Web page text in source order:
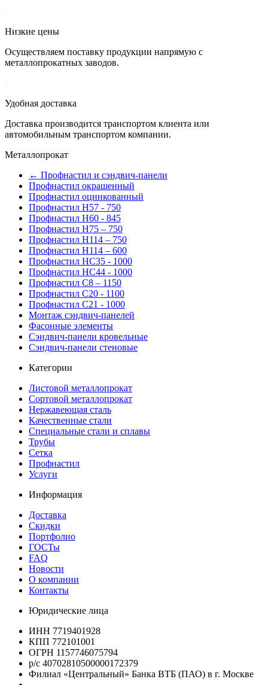
Низкие цены
Осуществляем поставку продукции напрямую с
металлопрокатных заводов.
Удобная доставка
Доставка производится транспортом клиента или
автомобильным транспортом компании.
Металлопрокат
← Профнастил и сэндвич-панели
Профнастил окрашенный
Профнастил оцинкованный
Профнастил Н57 - 750
Профнастил Н60 - 845
Профнастил Н75 – 750
Профнастил Н114 – 750
Профнастил Н114 – 600
Профнастил НС35 - 1000
Профнастил НС44 - 1000
Профнастил С8 – 1150
Профнастил С20 - 1100
Профнастил С21 - 1000
Монтаж сэндвич-панелей
Фасонные элементы
Сэндвич-панели кровельные
Сэндвич-панели стеновые
Категории
Листовой металлопрокат
Сортовой металлопрокат
Нержавеющая сталь
Качественные стали
Специальные стали и сплавы
Трубы
Сетка
Профнастил
Услуги
Информация
Доставка
Скидки
Портфолио
ГОСТы
FAQ
Новости
О компании
Контакты
Юридические лица
ИНН 7719401928
КПП 772101001
ОГРН 1157746075794
р/с 40702810500000172379
Филиал «Центральный» Банка ВТБ (ПАО) в г. Москве